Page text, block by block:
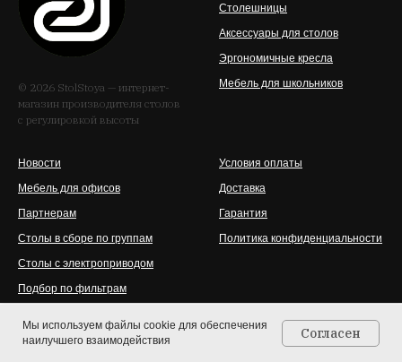
Главная Каталог
© 2026 StolStoya — интернет-
магазин производителя столов
с регулировкой высоты
Столешницы
Аксессуары для столов
Эргономичные кресла
Мебель для школьников
Новости
Мебель для офисов
Партнерам
Столы в сборе по группам
Столы с электроприводом
Подбор по фильтрам
Условия оплаты
Доставка
Гарантия
Политика конфиденциальности
Мы используем файлы cookie для обеспечения
наилучшего взаимодействия
Согласен